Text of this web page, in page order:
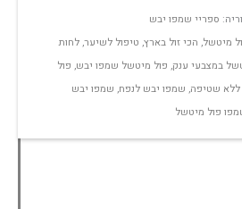
ספריי שמפו יבש
מיטשל, הכי זול בארץ, טיפול לשיער,לחות
במצבעי ענק, פול מיטשל שמפו יבש, פול
שטיפה, שמפו יבש לנפח, שמפו יבש
פול מיטשל